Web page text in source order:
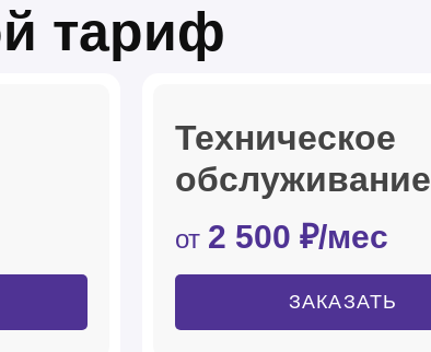
тариф
Техническое
обслуживание
от 2 500 ₽/мес
ЗАКАЗАТЬ